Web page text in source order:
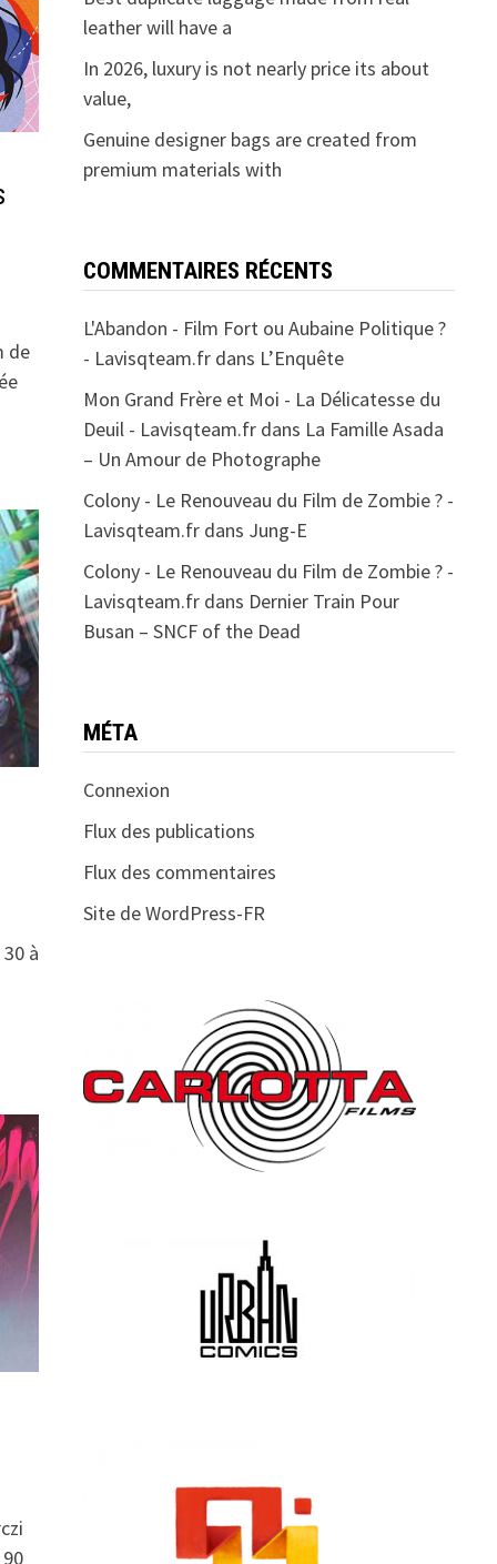
de
à
leather will have a
In 2026, luxury is not nearly price its about
value,
Genuine designer bags are created from
premium materials with
COMMENTAIRES RÉCENTS
L'Abandon - Film Fort ou Aubaine Politique ?
- Lavisqteam.frdans L’Enquête
Mon Grand Frère et Moi - La Délicatesse du
Deuil - Lavisqteam.frdans La Famille Asada
– Un Amour de Photographe
Colony - Le Renouveau du Film de Zombie ? -
Lavisqteam.frdans Jung-E
Colony - Le Renouveau du Film de Zombie ? -
Lavisqteam.frdans Dernier Train Pour
Busan – SNCF of the Dead
MÉTA
Connexion
Flux des publications
Flux des commentaires
Site de WordPress-FR